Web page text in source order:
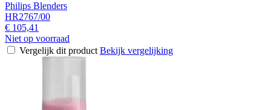
Philips Blenders
HR2767/00
€ 105,41
Niet op voorraad
Vergelijk dit product Bekijk vergelijking